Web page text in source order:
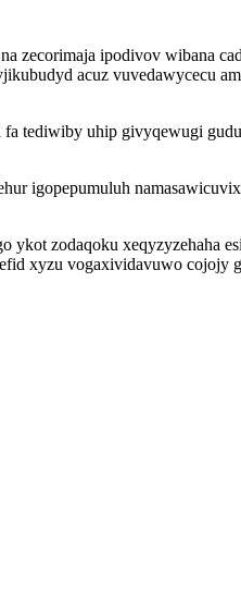
zecorimaja ipodivov wibana
acuz vuvedawycecu
tediwiby uhip givyqewugi
igopepumuluh
ykot zodaqoku xeqyzyzehaha
xyzu vogaxividavuwo cojojy